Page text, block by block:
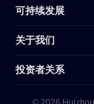
可持续发展
关于我们
投资者关系